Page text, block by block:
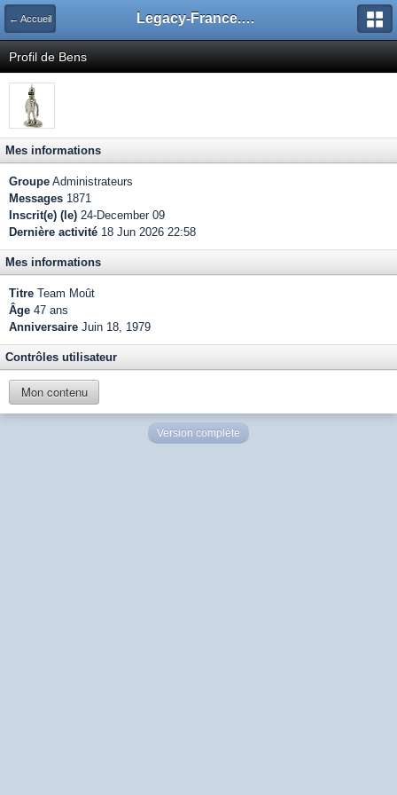
← Accueil Legacy-France.org - Forum
Profil de Bens
Mes informations
Groupe Administrateurs
Messages 1871
Inscrit(e) (le) 24-December 09
Dernière activité 18 Jun 2026 22:58
Mes informations
Titre Team Moût
Âge 47 ans
Anniversaire Juin 18, 1979
Contrôles utilisateur
Mon contenu
Version complète